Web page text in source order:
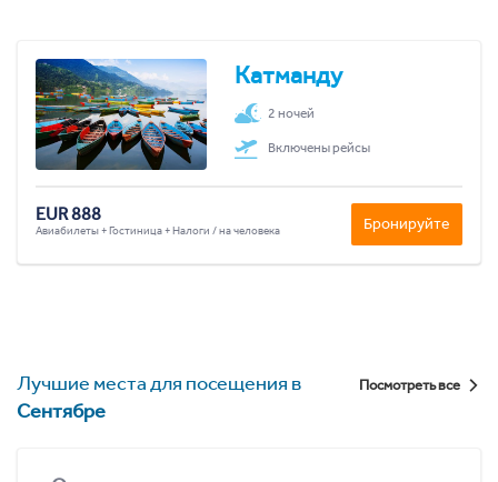
Катманду
2 ночей
Включены рейсы
EUR 888
Авиабилеты + Гостиница + Налоги / на человека Бронируйте
Лучшие места для посещения в
Сентябре
Посмотреть все